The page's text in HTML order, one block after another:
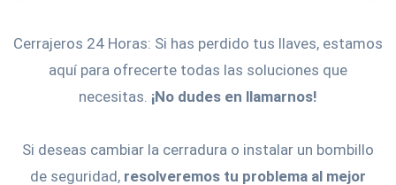
Cerrajeros 24 Horas: Si has perdido tus llaves, estamos
aquí para ofrecerte todas las soluciones que
necesitas. ¡No dudes en llamarnos!
Si deseas cambiar la cerradura o instalar un bombillo
de seguridad, resolveremos tu problema al mejor